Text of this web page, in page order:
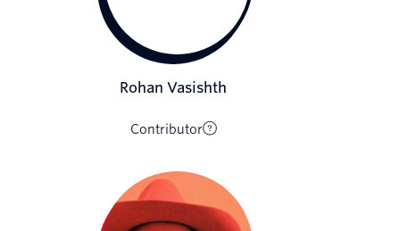
Rohan Vasishth
Contributor